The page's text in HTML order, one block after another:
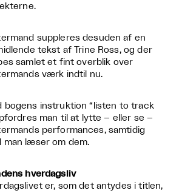
suppleres desuden af en
tekst af Trine Ross, og der
samlet et fint overblik over
værk indtil nu.
bogens instruktion “listen to track
man til at lytte – eller se –
performances, samtidig
man læser om dem.
hverdagsliv
er, som det antydes i titlen,